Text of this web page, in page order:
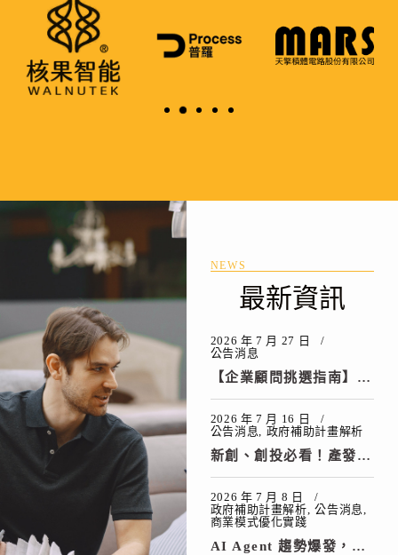
NEWS
最新資訊
2026 年 7 月 27 日
公告消息
【企業顧問挑選指南】進行政府補助申請、政府補助線上申請前，企業決策者必看的避坑指南與挑選重點
2026 年 7 月 16 日
公告消息 政府補助計畫解析
新創、創投必看！產發署推動「創投加速創新創業計畫」：民間先投資，政府再加碼（最高補助3,000萬）
2026 年 7 月 8 日
政府補助計畫解析
公告消息
商業模式優化實踐
AI Agent 趨勢爆發，軟體業如何搶占先機？善用「AI 創新服務研發補助計畫」助你開發 AI 產品（最高補助 2,000 萬）